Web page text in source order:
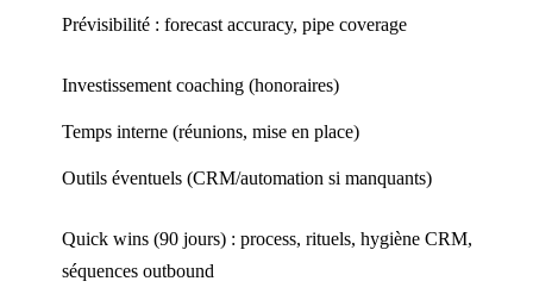
Prévisibilité : forecast accuracy, pipe coverage
Investissement coaching (honoraires)
Temps interne (réunions, mise en place)
Outils éventuels (CRM/automation si manquants)
Quick wins (90 jours) : process, rituels, hygiène CRM,
séquences outbound